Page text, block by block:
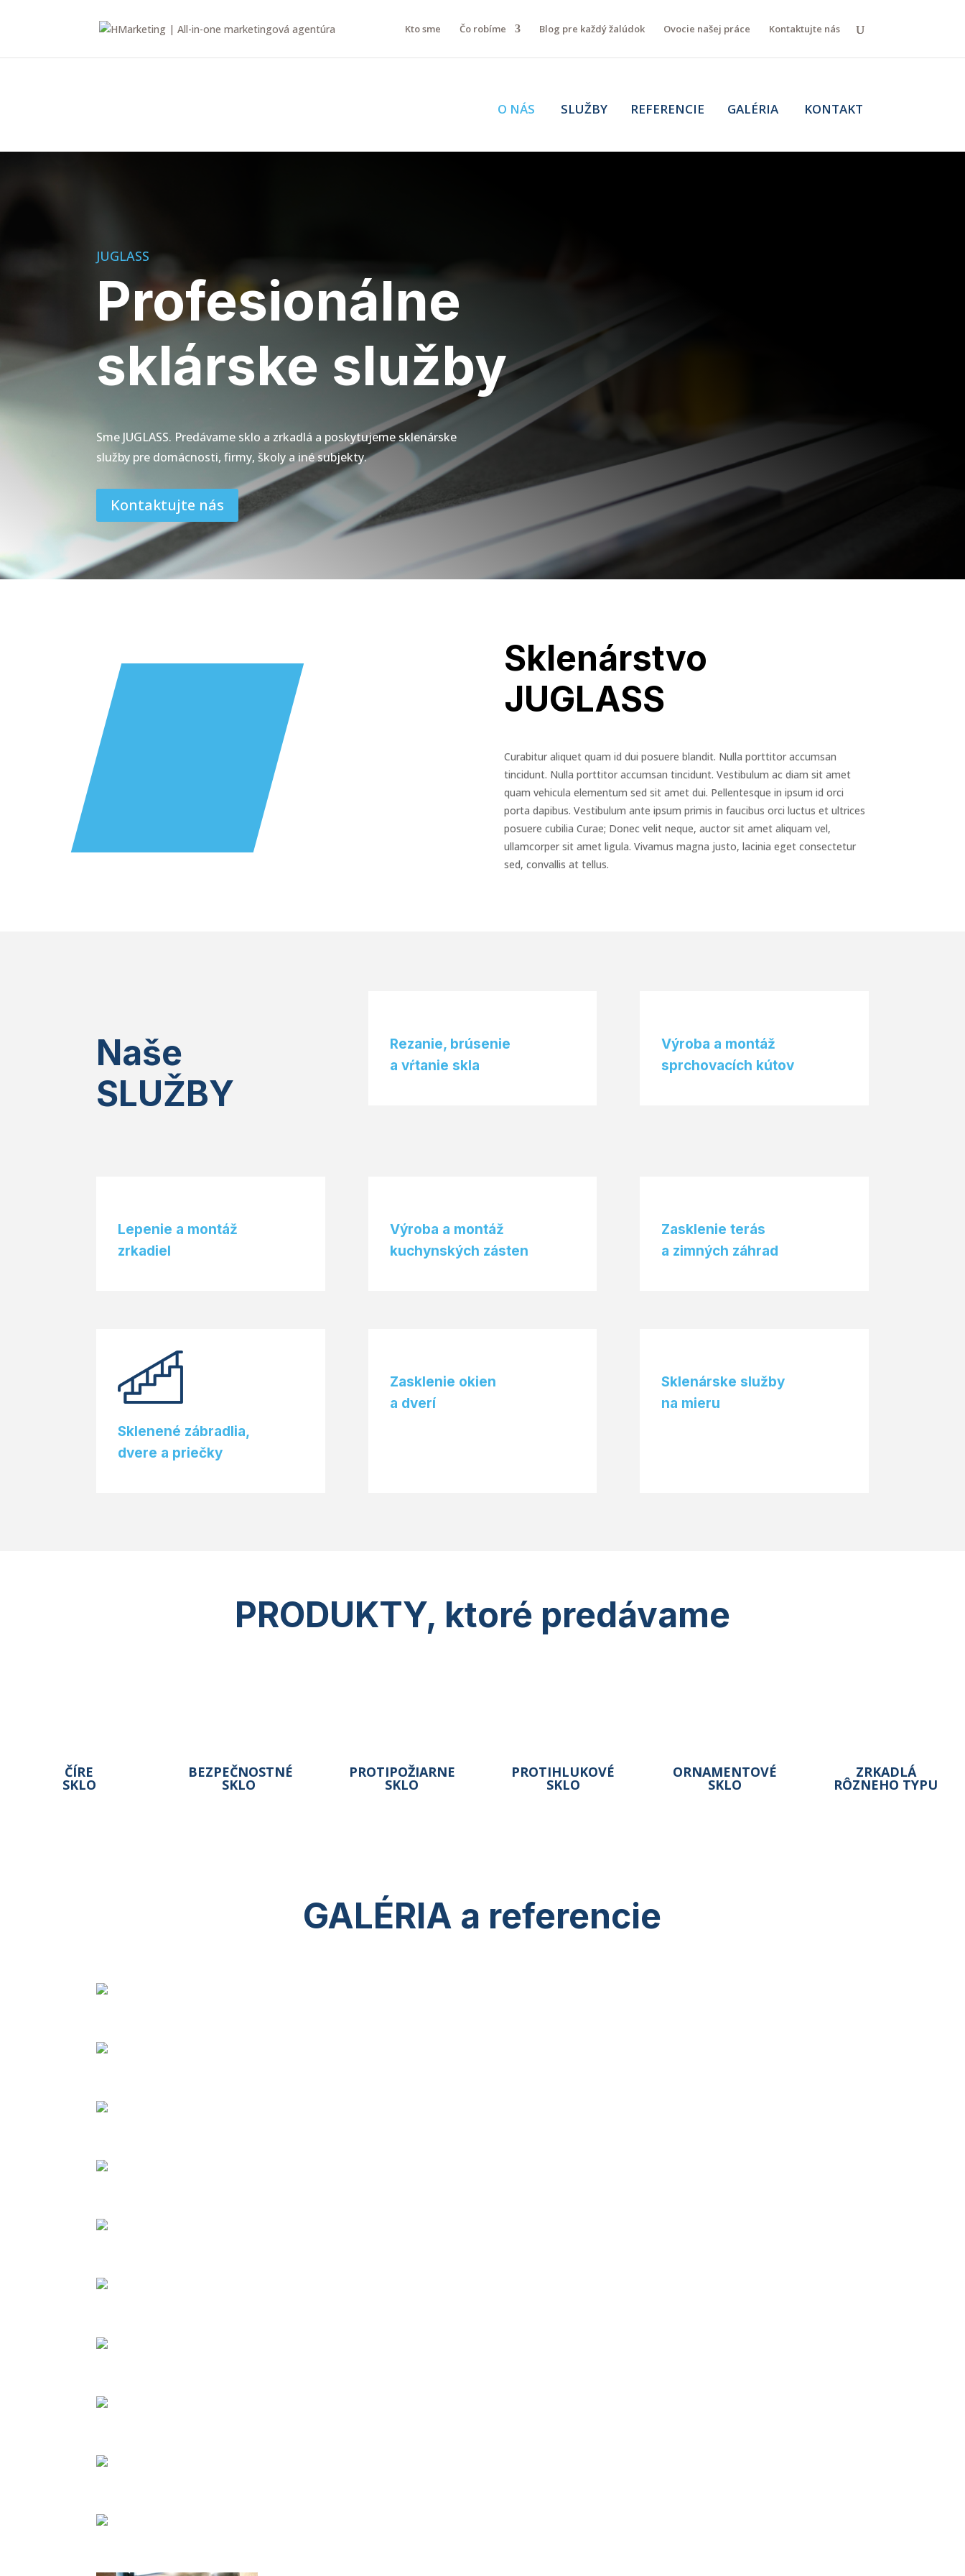
Kto sme Čo robíme Blog pre každý žalúdok Ovocie našej práce Kontaktujte nás
O NÁS SLUŽBY REFERENCIE GALÉRIA KONTAKT
JUGLASS
Profesionálne
sklárske služby
Sme JUGLASS. Predávame sklo a zrkadlá a poskytujeme sklenárske
služby pre domácnosti, firmy, školy a iné subjekty.
Kontaktujte nás
Sklenárstvo
JUGLASS
Curabitur aliquet quam id dui posuere blandit. Nulla porttitor accumsan
tincidunt. Nulla porttitor accumsan tincidunt. Vestibulum ac diam sit amet
quam vehicula elementum sed sit amet dui. Pellentesque in ipsum id orci
porta dapibus. Vestibulum ante ipsum primis in faucibus orci luctus et ultrices
posuere cubilia Curae; Donec velit neque, auctor sit amet aliquam vel,
ullamcorper sit amet ligula. Vivamus magna justo, lacinia eget consectetur
sed, convallis at tellus.
Naše
SLUŽBY
Rezanie, brúsenie
a vŕtanie skla
Výroba a montáž
sprchovacích kútov
Lepenie a montáž
zrkadiel
Výroba a montáž
kuchynských zásten
Zasklenie terás
a zimných záhrad
Sklenené zábradlia,
dvere a priečky
Zasklenie okien
a dverí
Sklenárske služby
na mieru
PRODUKTY, ktoré predávame
ČÍRE
SKLO
BEZPEČNOSTNÉ
SKLO
PROTIPOŽIARNE
SKLO
PROTIHLUKOVÉ
SKLO
ORNAMENTOVÉ
SKLO
ZRKADLÁ
RÔZNEHO TYPU
GALÉRIA a referencie